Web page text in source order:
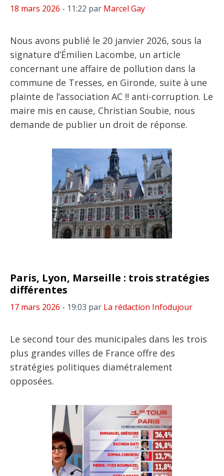
18 mars 2026 - 11:22 par Marcel Gay
Nous avons publié le 20 janvier 2026, sous la
signature d’Émilien Lacombe, un article
concernant une affaire de pollution dans la
commune de Tresses, en Gironde, suite à une
plainte de l’association AC !! anti-corruption. Le
maire mis en cause, Christian Soubie, nous
demande de publier un droit de réponse.
Paris, Lyon, Marseille : trois stratégies
différentes
17 mars 2026 - 19:03 par La rédaction Infodujour
Le second tour des municipales dans les trois
plus grandes villes de France offre des
stratégies politiques diamétralement
opposées.